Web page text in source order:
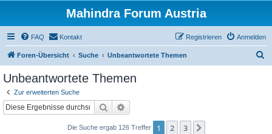
Mahindra Forum Austria
FAQ Kontakt Anmelden
Registrieren
Foren-Übersicht Suche Unbeantwortete Themen
Unbeantwortete Themen
Zur erweiterten Suche
Suche
Die Suche ergab 126 Treffer 1 2 3